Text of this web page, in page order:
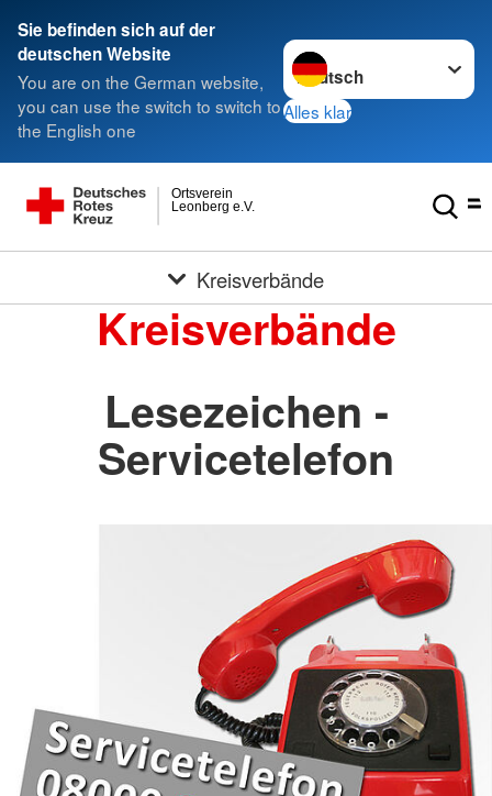
Sie befinden sich auf der
deutschen Website
You are on the German website,
you can use the switch to switch to
the English one
Sprache wechseln zu
Alles klar
Leonberg e.V.
Ortsverein
Kreisverbände
Kreisverbände
Lesezeichen -
Servicetelefon